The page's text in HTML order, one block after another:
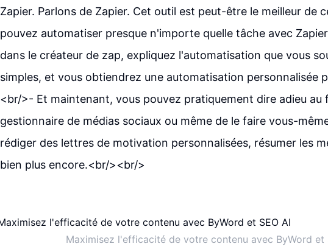
Zapier. Parlons de Zapier. Cet outil est peut-être le meilleur de
pouvez automatiser presque n'importe quelle tâche avec
dans le créateur de zap, expliquez l'automatisation que vous
simples, et vous obtiendrez une automatisation personnalisée
<br/>- Et maintenant, vous pouvez pratiquement dire adieu au
gestionnaire de médias sociaux ou même de le faire vous-
rédiger des lettres de motivation personnalisées, résumer les
bien plus encore.<br/><br/>
Maximisez l'efficacité de votre contenu avec ByWord et